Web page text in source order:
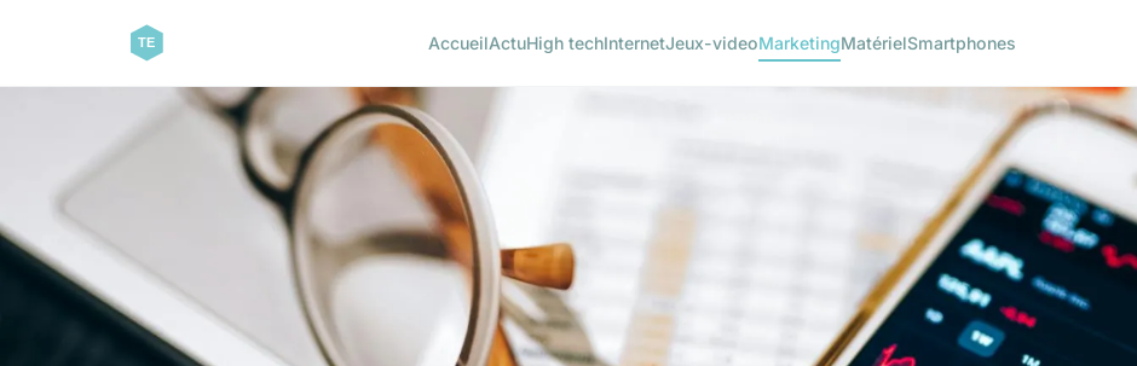
AccueilActuHigh techInternetJeux-videoMarketingMatérielSmartphones